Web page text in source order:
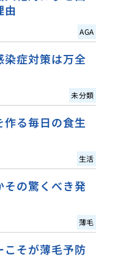
由
AGA
染症対策は万全
未分類
作る毎日の食生
生活
その驚くべき発
薄毛
こそが薄毛予防